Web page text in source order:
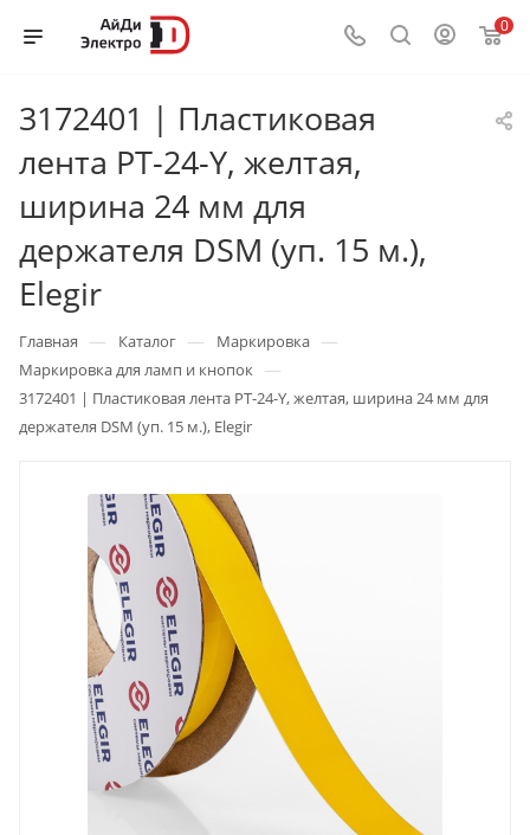
0
3172401 | Пластиковая
лента PT-24-Y, желтая,
ширина 24 мм для
держателя DSM (уп. 15 м.),
Elegir
Главная — Каталог — Маркировка —
Маркировка для ламп и кнопок —
3172401 | Пластиковая лента PT-24-Y, желтая, ширина 24 мм для
держателя DSM (уп. 15 м.), Elegir